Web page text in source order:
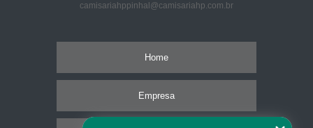
camisariahppinhal@camisariahp.com.br
Home
Empresa